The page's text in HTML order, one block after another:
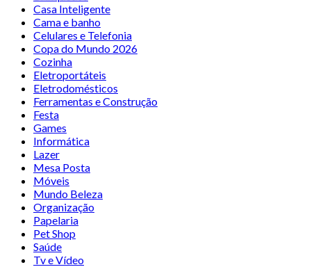
Casa Inteligente
Cama e banho
Celulares e Telefonia
Copa do Mundo 2026
Cozinha
Eletroportáteis
Eletrodomésticos
Ferramentas e Construção
Festa
Games
Informática
Lazer
Mesa Posta
Móveis
Mundo Beleza
Organização
Papelaria
Pet Shop
Saúde
Tv e Vídeo